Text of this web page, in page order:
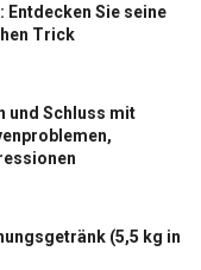
Entdecken Sie seine
Trick
und Schluss mit
(5,5 kg in